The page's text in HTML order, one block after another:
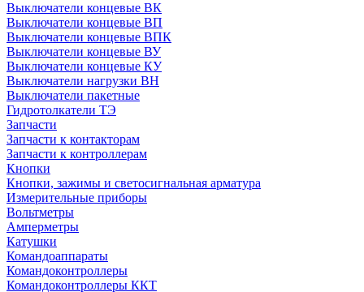
Выключатели концевые ВК
Выключатели концевые ВП
Выключатели концевые ВПК
Выключатели концевые ВУ
Выключатели концевые КУ
Выключатели нагрузки ВН
Выключатели пакетные
Гидротолкатели ТЭ
Запчасти
Запчасти к контакторам
Запчасти к контроллерам
Кнопки
Кнопки, зажимы и светосигнальная арматура
Измерительные приборы
Вольтметры
Амперметры
Катушки
Командоаппараты
Командоконтроллеры
Командоконтроллеры ККТ